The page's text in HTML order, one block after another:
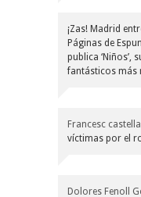
¡Zas! Madrid
Páginas de
publica ‘Niños’,
fantásticos más
Francesc
víctimas por el
Dolores Fenoll